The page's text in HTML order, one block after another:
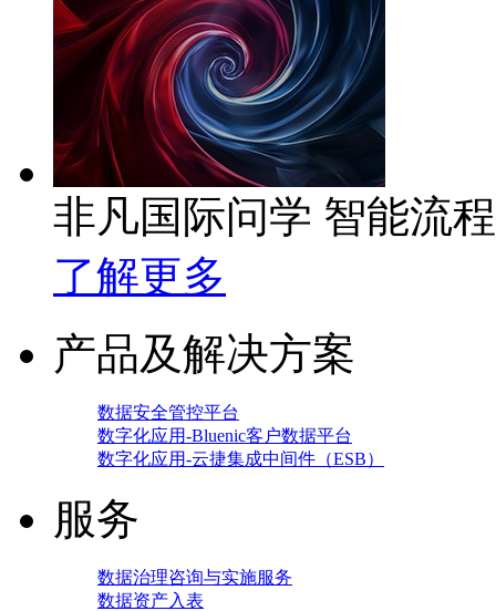
非凡国际问学 智能流
了解更多
产品及解决方案
数据安全管控平台
数字化应用-Bluenic客户数据平台
数字化应用-云捷集成中间件（ESB）
服务
数据治理咨询与实施服务
数据资产入表